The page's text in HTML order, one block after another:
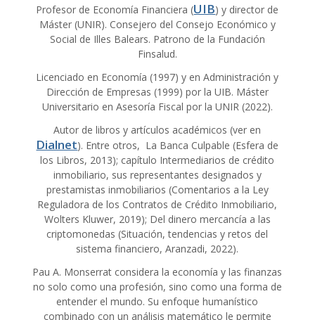
Profesor de Economía Financiera (UIB) y director de
Máster (UNIR). Consejero del Consejo Económico y
Social de Illes Balears. Patrono de la Fundación
Finsalud.
Licenciado en Economía (1997) y en Administración y
Dirección de Empresas (1999) por la UIB. Máster
Universitario en Asesoría Fiscal por la UNIR (2022).
Autor de libros y artículos académicos (ver en
Dialnet). Entre otros, La Banca Culpable (Esfera de
los Libros, 2013); capítulo Intermediarios de crédito
inmobiliario, sus representantes designados y
prestamistas inmobiliarios (Comentarios a la Ley
Reguladora de los Contratos de Crédito Inmobiliario,
Wolters Kluwer, 2019); Del dinero mercancía a las
criptomonedas (Situación, tendencias y retos del
sistema financiero, Aranzadi, 2022).
Pau A. Monserrat considera la economía y las finanzas
no solo como una profesión, sino como una forma de
entender el mundo. Su enfoque humanístico
combinado con un análisis matemático le permite